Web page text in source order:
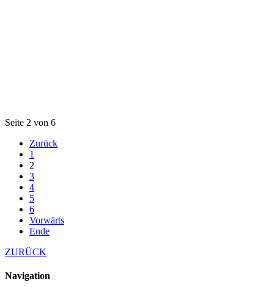
Seite 2 von 6
Zurück
1
2
3
4
5
6
Vorwärts
Ende
ZURÜCK
Navigation